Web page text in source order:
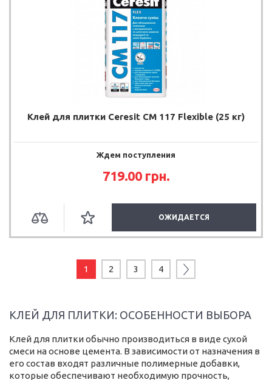
Клей для плитки Ceresit CM 117 Flexible (25 кг)
Ждем поступления
719.00 грн.
ОЖИДАЕТСЯ
1 2 3 4
КЛЕЙ ДЛЯ ПЛИТКИ: ОСОБЕННОСТИ ВЫБОРА
Клей для плитки обычно производиться в виде сухой
смеси на основе цемента. В зависимости от назначения в
его состав входят различные полимерные добавки,
которые обеспечивают необходимую прочность,